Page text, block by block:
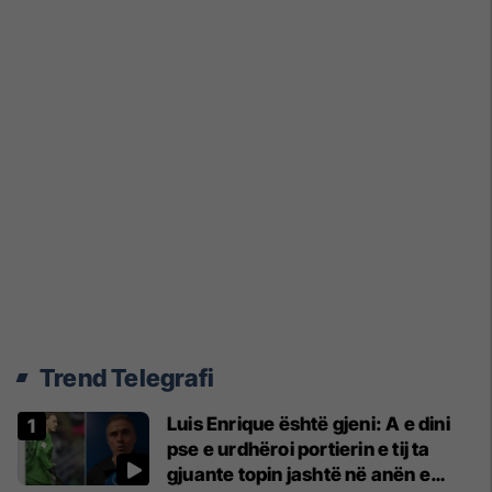
Trend Telegrafi
Luis Enrique është gjeni: A e dini
pse e urdhëroi portierin e tij ta
gjuante topin jashtë në anën e